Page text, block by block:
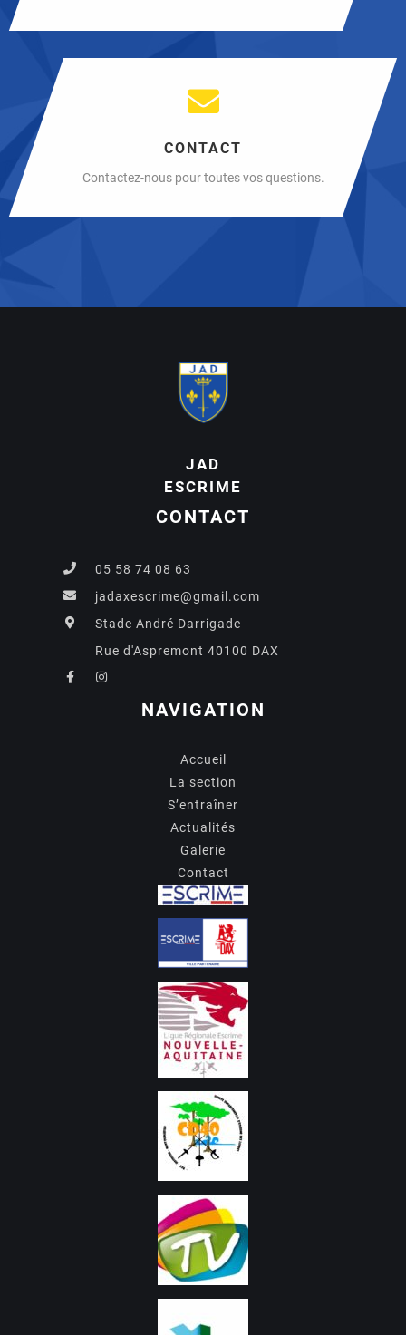
CONTACT
Contactez-nous pour toutes vos questions.
JAD
ESCRIME
CONTACT
05 58 74 08 63
jadaxescrime@gmail.com
Stade André Darrigade
Rue d'Aspremont 40100 DAX
NAVIGATION
Accueil
La section
S’entraîner
Actualités
Galerie
Contact